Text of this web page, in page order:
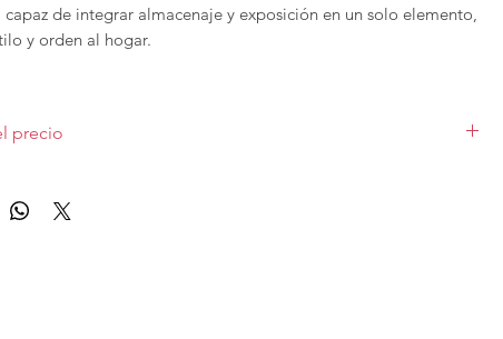
de integrar almacenaje y exposición en un solo elemento,
y orden al hogar.
puedes
precio
mate. Las demás medidas, acabados y complementos cariarán el